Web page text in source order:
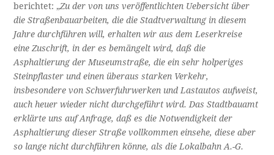
berichtet: „Zu der von uns veröffentlichten Uebersicht über
die Straßenbauarbeiten, die die Stadtverwaltung in diesem
Jahre durchführen will, erhalten wir aus dem Leserkreise
eine Zuschrift, in der es bemängelt wird, daß die
Asphaltierung der Museumstraße, die ein sehr holperiges
Steinpflaster und einen überaus starken Verkehr,
insbesondere von Schwerfuhrwerken und Lastautos aufweist,
auch heuer wieder nicht durchgeführt wird. Das Stadtbauamt
erklärte uns auf Anfrage, daß es die Notwendigkeit der
Asphaltierung dieser Straße vollkommen einsehe, diese aber
so lange nicht durchführen könne, als die Lokalbahn A.-G.